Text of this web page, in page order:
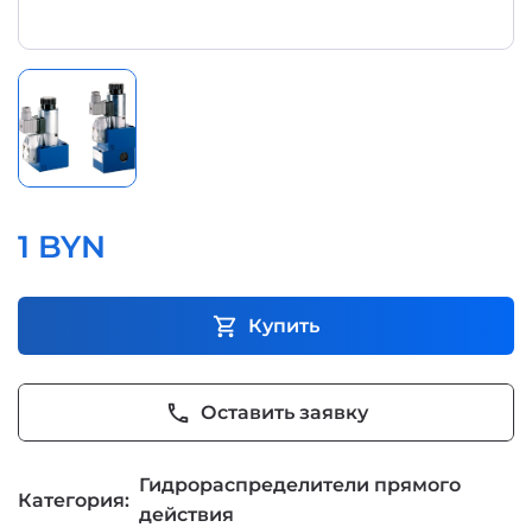
1 BYN
shopping_cart Купить
phone Оставить заявку
Категория:
Гидрораспределители прямого
действия